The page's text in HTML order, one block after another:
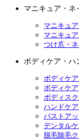
マニキュア・ネ
マニキュ
マニキュ
つけ爪・
ボディケア・ハ
ボディケ
ボディケア
ボディス
ハンドケ
バストア
デンタル
脱毛除毛